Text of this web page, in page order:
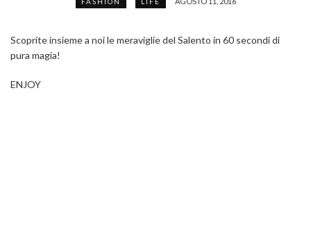
Scoprite insieme a noi le meraviglie del Salento in 60 secondi di
pura magia!
ENJOY